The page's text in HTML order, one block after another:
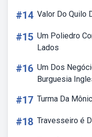
#14 Valor Do Quilo
#15 Um Poliedro
Lados
#16 Um Dos
Burguesia
#17 Turma Da
#18 Travesseiro é